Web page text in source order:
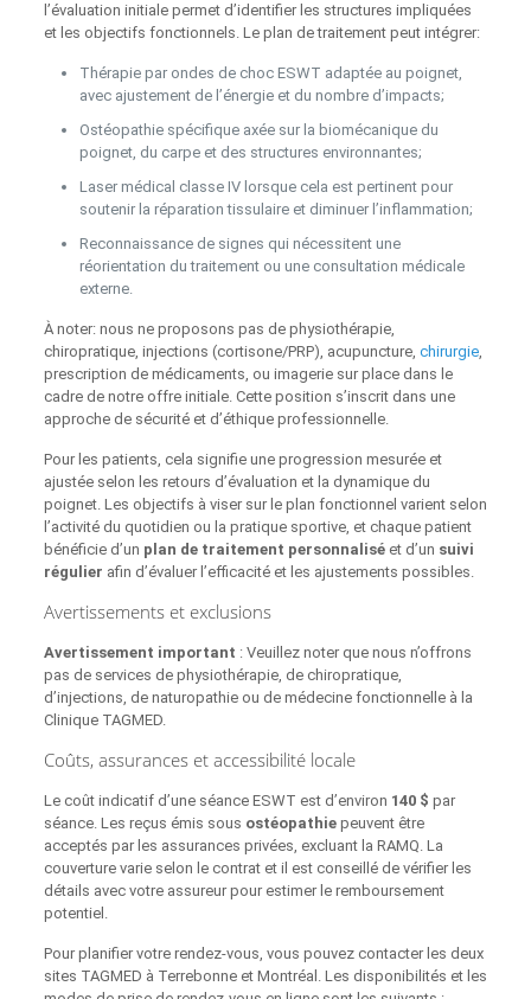
l’évaluation initiale permet d’identifier les structures impliquées
et les objectifs fonctionnels. Le plan de traitement peut intégrer:
Thérapie par ondes de choc ESWT adaptée au poignet,
avec ajustement de l’énergie et du nombre d’impacts;
Ostéopathie spécifique axée sur la biomécanique du
poignet, du carpe et des structures environnantes;
Laser médical classe IV lorsque cela est pertinent pour
soutenir la réparation tissulaire et diminuer l’inflammation;
Reconnaissance de signes qui nécessitent une
réorientation du traitement ou une consultation médicale
externe.
À noter: nous ne proposons pas de physiothérapie,
chiropratique, injections (cortisone/PRP), acupuncture, chirurgie,
prescription de médicaments, ou imagerie sur place dans le
cadre de notre offre initiale. Cette position s’inscrit dans une
approche de sécurité et d’éthique professionnelle.
Pour les patients, cela signifie une progression mesurée et
ajustée selon les retours d’évaluation et la dynamique du
poignet. Les objectifs à viser sur le plan fonctionnel varient selon
l’activité du quotidien ou la pratique sportive, et chaque patient
bénéficie d’un plan de traitement personnaliséet d’un suivi
régulier afin d’évaluer l’efficacité et les ajustements possibles.
Avertissements et exclusions
Avertissement important : Veuillez noter que nous n’offrons
pas de services de physiothérapie, de chiropratique,
d’injections, de naturopathie ou de médecine fonctionnelle à la
Clinique TAGMED.
Coûts, assurances et accessibilité locale
Le coût indicatif d’une séance ESWT est d’environ 140 $ par
séance. Les reçus émis sous ostéopathiepeuvent être
acceptés par les assurances privées, excluant la RAMQ. La
couverture varie selon le contrat et il est conseillé de vérifier les
détails avec votre assureur pour estimer le remboursement
potentiel.
Pour planifier votre rendez‑vous, vous pouvez contacter les deux
sites TAGMED à Terrebonne et Montréal. Les disponibilités et les